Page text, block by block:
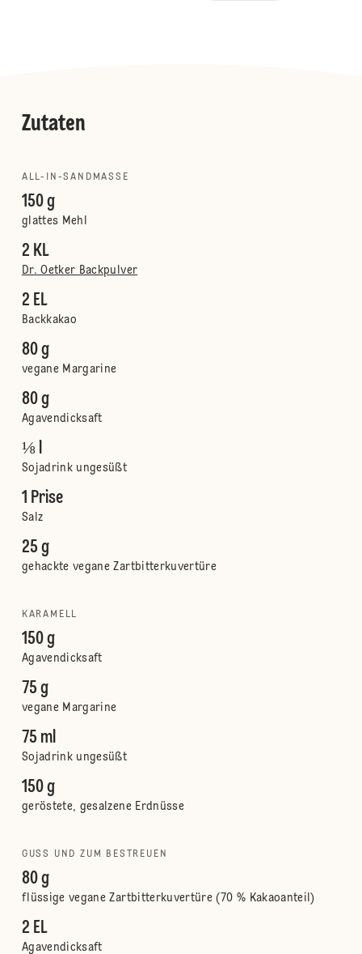
Zutaten
ALL-IN-SANDMASSE
150 g
glattes Mehl
2 KL
Dr. Oetker Backpulver
2 EL
Backkakao
80 g
vegane Margarine
80 g
Agavendicksaft
⅛ l
Sojadrink ungesüßt
1 Prise
Salz
25 g
gehackte vegane Zartbitterkuvertüre
KARAMELL
150 g
Agavendicksaft
75 g
vegane Margarine
75 ml
Sojadrink ungesüßt
150 g
geröstete, gesalzene Erdnüsse
GUSS UND ZUM BESTREUEN
80 g
flüssige vegane Zartbitterkuvertüre (70 % Kakaoanteil)
2 EL
Agavendicksaft